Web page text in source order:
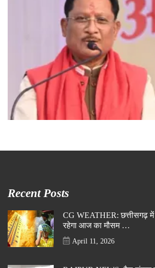
Recent Posts
CG WEATHER: छत्तीसगढ़ में
रहेगा आज का मौसम …
April 11, 2026